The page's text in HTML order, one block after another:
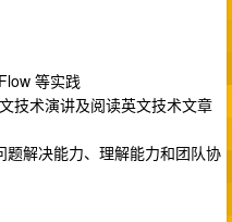
等实践
技术演讲及阅读英文技术文章
解决能力、理解能力和团队协